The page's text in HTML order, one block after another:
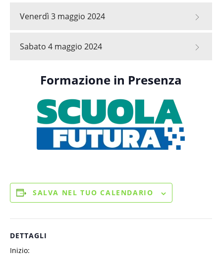
Venerdì 3 maggio 2024
Sabato 4 maggio 2024
Formazione in Presenza
SALVA NEL TUO CALENDARIO
DETTAGLI
Inizio: